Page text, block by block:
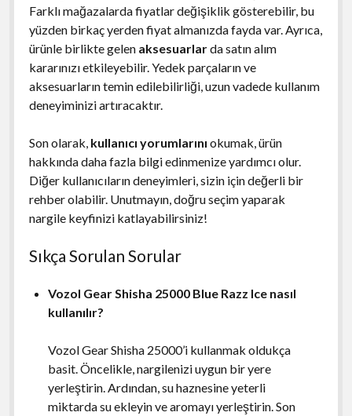
Farklı mağazalarda fiyatlar değişiklik gösterebilir, bu
yüzden birkaç yerden fiyat almanızda fayda var. Ayrıca,
ürünle birlikte gelen aksesuarlarda satın alım
kararınızı etkileyebilir. Yedek parçaların ve
aksesuarların temin edilebilirliği, uzun vadede kullanım
deneyiminizi artıracaktır.
Son olarak, kullanıcı yorumlarını okumak, ürün
hakkında daha fazla bilgi edinmenize yardımcı olur.
Diğer kullanıcıların deneyimleri, sizin için değerli bir
rehber olabilir. Unutmayın, doğru seçim yaparak
nargile keyfinizi katlayabilirsiniz!
Sıkça Sorulan Sorular
Vozol Gear Shisha 25000 Blue Razz Ice nasıl
kullanılır?
Vozol Gear Shisha 25000’i kullanmak oldukça
basit. Öncelikle, nargilenizi uygun bir yere
yerleştirin. Ardından, su haznesine yeterli
miktarda su ekleyin ve aromayı yerleştirin. Son